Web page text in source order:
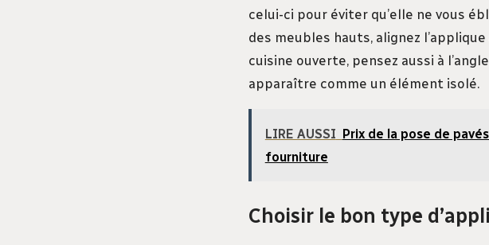
celui-ci pour éviter qu’elle ne vous
des meubles hauts, alignez
cuisine ouverte, pensez aussi à
apparaître comme un élément isolé.
LIRE AUSSI Prix de la pose de
fourniture
Choisir le bon type